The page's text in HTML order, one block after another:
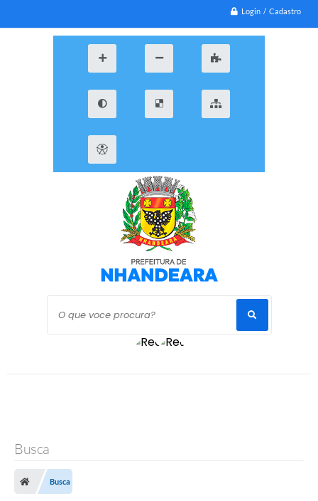
Login / Cadastro
O que voce procura?
Busca
Busca